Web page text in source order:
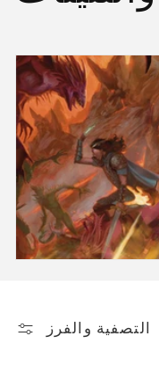
و
ع
ة
:
التصفية والفرز